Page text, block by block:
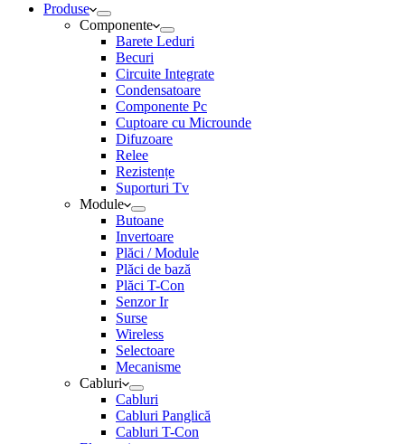
Produse
Componente
Barete Leduri
Becuri
Circuite Integrate
Condensatoare
Componente Pc
Cuptoare cu Microunde
Difuzoare
Relee
Rezistențe
Suporturi Tv
Module
Butoane
Invertoare
Plăci / Module
Plăci de bază
Plăci T-Con
Senzor Ir
Surse
Wireless
Selectoare
Mecanisme
Cabluri
Cabluri
Cabluri Panglică
Cabluri T-Con